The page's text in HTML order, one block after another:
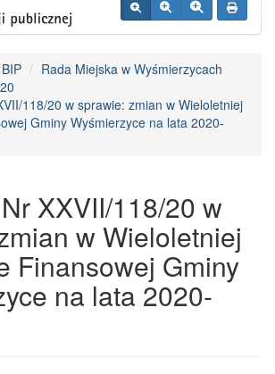
Rada Miejska w Wyśmierzycach
118/20 w sprawie: zmian w Wieloletniej
Gminy Wyśmierzyce na lata 2020-
XXVII/118/20 w
w Wieloletniej
Finansowej Gminy
na lata 2020-